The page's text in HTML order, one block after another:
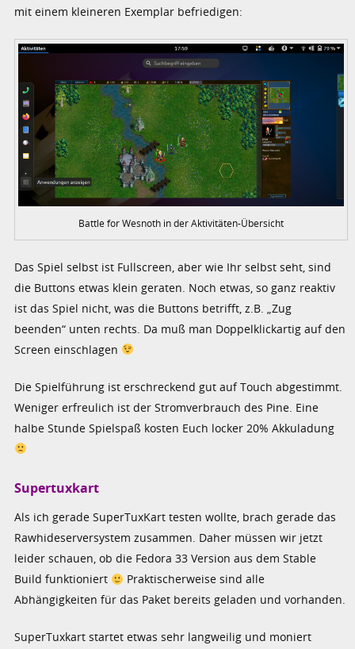
mit einem kleineren Exemplar befriedigen:
Battle for Wesnoth in der Aktivitäten-Übersicht
Das Spiel selbst ist Fullscreen, aber wie Ihr selbst seht, sind
die Buttons etwas klein geraten. Noch etwas, so ganz reaktiv
ist das Spiel nicht, was die Buttons betrifft, z.B. „Zug
beenden“ unten rechts. Da muß man Doppelklickartig auf den
Screen einschlagen
Die Spielführung ist erschreckend gut auf Touch abgestimmt.
Weniger erfreulich ist der Stromverbrauch des Pine. Eine
halbe Stunde Spielspaß kosten Euch locker 20% Akkuladung
Supertuxkart
Als ich gerade SuperTuxKart testen wollte, brach gerade das
Rawhideserversystem zusammen. Daher müssen wir jetzt
leider schauen, ob die Fedora 33 Version aus dem Stable
Build funktioniert
Praktischerweise sind alle
Abhängigkeiten für das Paket bereits geladen und vorhanden.
SuperTuxkart startet etwas sehr langweilig und moniert